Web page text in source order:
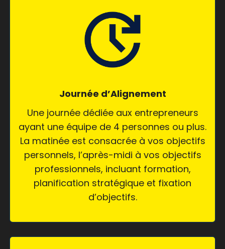
Journée d’Alignement
Une journée dédiée aux entrepreneurs
ayant une équipe de 4 personnes ou plus.
La matinée est consacrée à vos objectifs
personnels, l’après-midi à vos objectifs
professionnels, incluant formation,
planification stratégique et fixation
d’objectifs.